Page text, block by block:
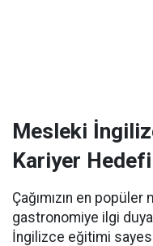
Mesleki
Kariyer Hedefi
Çağımızın en
gastronomiye ilgi
İngilizce eğitimi